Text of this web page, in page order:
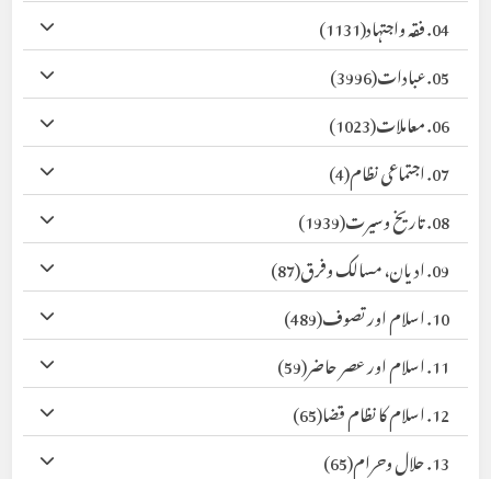
04. فقہ واجتہاد
(1131)
05. عبادات
(3996)
06. معاملات
(1023)
07. اجتماعی نظام
(4)
08. تاریخ وسیرت
(1939)
09. ادیان، مسالک وفرق
(87)
10. اسلام اور تصوف
(489)
11. اسلام اور عصر حاضر
(59)
12. اسلام کا نظام قضا
(65)
13. حلال وحرام
(65)